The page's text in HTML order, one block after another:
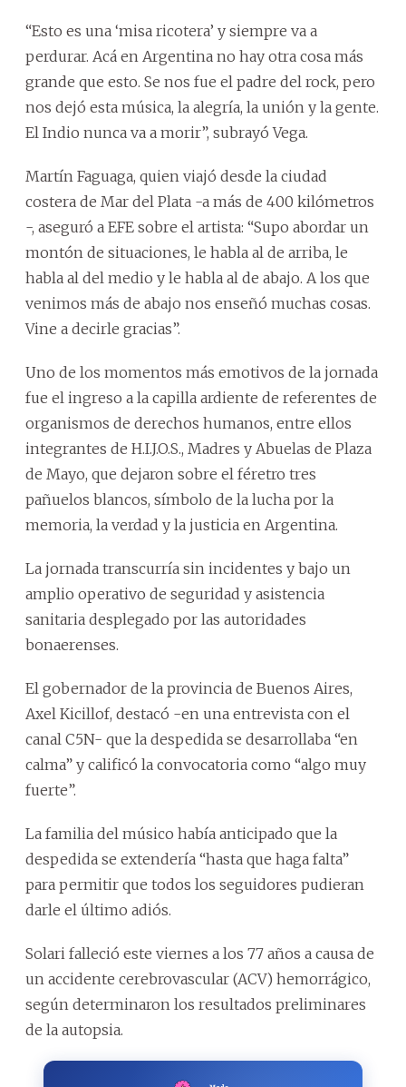
“Esto es una ‘misa ricotera’ y siempre va a
perdurar. Acá en Argentina no hay otra cosa más
grande que esto. Se nos fue el padre del rock, pero
nos dejó esta música, la alegría, la unión y la gente.
El Indio nunca va a morir”, subrayó Vega.
Martín Faguaga, quien viajó desde la ciudad
costera de Mar del Plata -a más de 400 kilómetros
-, aseguró a EFE sobre el artista: “Supo abordar un
montón de situaciones, le habla al de arriba, le
habla al del medio y le habla al de abajo. A los que
venimos más de abajo nos enseñó muchas cosas.
Vine a decirle gracias”.
Uno de los momentos más emotivos de la jornada
fue el ingreso a la capilla ardiente de referentes de
organismos de derechos humanos, entre ellos
integrantes de H.I.J.O.S., Madres y Abuelas de Plaza
de Mayo, que dejaron sobre el féretro tres
pañuelos blancos, símbolo de la lucha por la
memoria, la verdad y la justicia en Argentina.
La jornada transcurría sin incidentes y bajo un
amplio operativo de seguridad y asistencia
sanitaria desplegado por las autoridades
bonaerenses.
El gobernador de la provincia de Buenos Aires,
Axel Kicillof, destacó -en una entrevista con el
canal C5N- que la despedida se desarrollaba “en
calma” y calificó la convocatoria como “algo muy
fuerte”.
La familia del músico había anticipado que la
despedida se extendería “hasta que haga falta”
para permitir que todos los seguidores pudieran
darle el último adiós.
Solari falleció este viernes a los 77 años a causa de
un accidente cerebrovascular (ACV) hemorrágico,
según determinaron los resultados preliminares
de la autopsia.